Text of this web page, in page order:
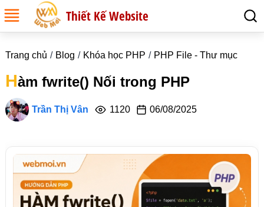
Thiết Kế Website
Trang chủ Blog Khóa học PHP PHP File - Thư mục
Hàm fwrite() Nối trong PHP
Trần Thị Vân 1120 06/08/2025